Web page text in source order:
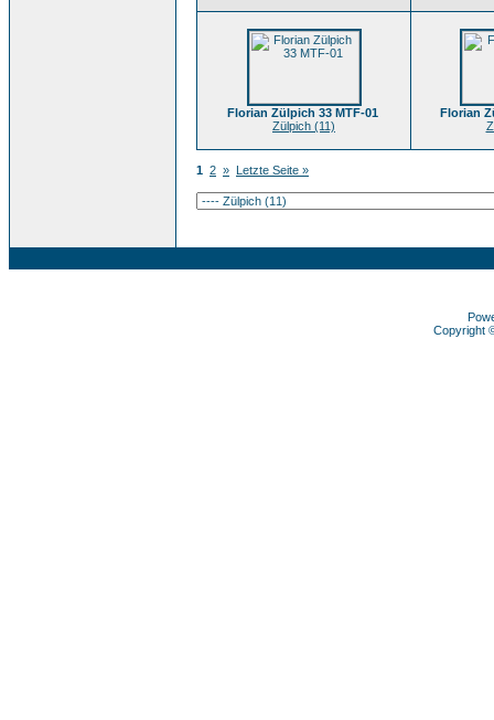
Florian Zülpich 33 MTF-01
Zülpich (11)
Florian
1 2 » Letzte Seite »
Copyright